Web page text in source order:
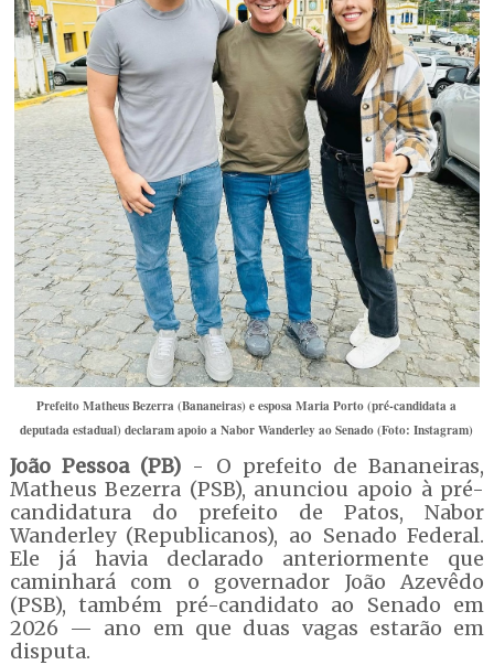
Prefeito Matheus Bezerra (Bananeiras) e esposa Maria Porto (pré-candidata a
deputada estadual) declaram apoio a Nabor Wanderley ao Senado (Foto: Instagram)
João Pessoa (PB) - O prefeito de Bananeiras,
Matheus Bezerra (PSB), anunciou apoio à pré-
candidatura do prefeito de Patos, Nabor
Wanderley (Republicanos), ao Senado Federal.
Ele já havia declarado anteriormente que
caminhará com o governador João Azevêdo
(PSB), também pré-candidato ao Senado em
2026 — ano em que duas vagas estarão em
disputa.